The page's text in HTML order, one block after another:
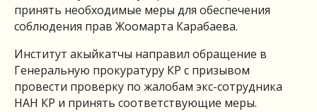
принять необходимые меры для обеспечения
соблюдения прав Жоомарта Карабаева.
Институт акыйкатчы направил обращение в
Генеральную прокуратуру КР с призывом
провести проверку по жалобам экс-сотрудника
НАН КР и принять соответствующие меры.